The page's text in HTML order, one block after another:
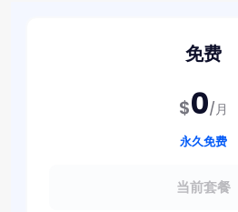
免费
$0/月
永久免费
当前套餐